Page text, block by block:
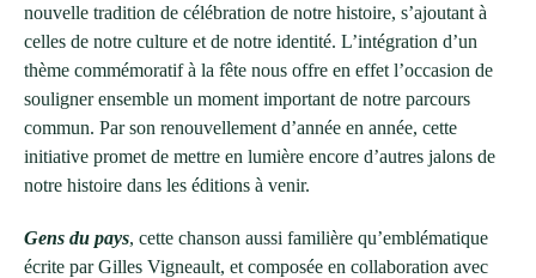
nouvelle tradition de célébration de notre histoire, s’ajoutant à
celles de notre culture et de notre identité. L’intégration d’un
thème commémoratif à la fête nous offre en effet l’occasion de
souligner ensemble un moment important de notre parcours
commun. Par son renouvellement d’année en année, cette
initiative promet de mettre en lumière encore d’autres jalons de
notre histoire dans les éditions à venir.
Gens du pays, cette chanson aussi familière qu’emblématique
écrite par Gilles Vigneault, et composée en collaboration avec